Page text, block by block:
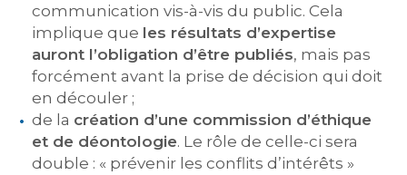
communication vis-à-vis du public. Cela
implique que les résultats d’expertise
auront l’obligation d’être publiés, mais pas
forcément avant la prise de décision qui doit
en découler ;
de la création d’une commission d’éthique
et de déontologie. Le rôle de celle-ci sera
double : « prévenir les conflits d’intérêts »